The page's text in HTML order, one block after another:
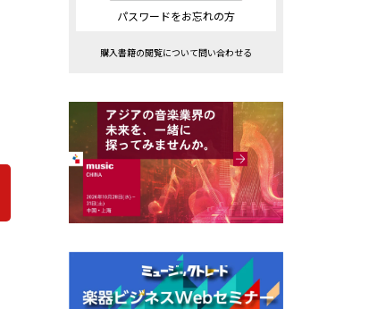
パスワードをお忘れの方
購入書籍の閲覧について問い合わせる